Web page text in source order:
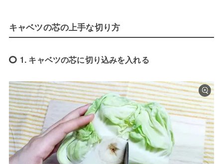
キャベツの芯の上手な切り方
1. キャベツの芯に切り込みを入れる